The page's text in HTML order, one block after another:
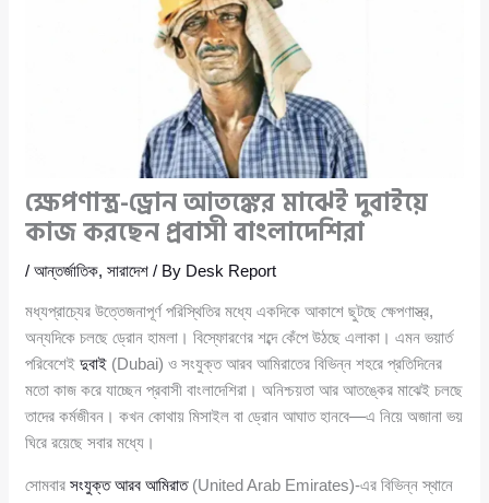
ক্ষেপণাস্ত্র-ড্রোন আতঙ্কের মাঝেই দুবাইয়ে
কাজ করছেন প্রবাসী বাংলাদেশিরা
/আন্তর্জাতিক,সারাদেশ / By Desk Report
মধ্যপ্রাচ্যের উত্তেজনাপূর্ণ পরিস্থিতির মধ্যে একদিকে আকাশে ছুটছে ক্ষেপণাস্ত্র,
অন্যদিকে চলছে ড্রোন হামলা। বিস্ফোরণের শব্দে কেঁপে উঠছে এলাকা। এমন ভয়ার্ত
পরিবেশেইদুবাই (Dubai) ও সংযুক্ত আরব আমিরাতের বিভিন্ন শহরে প্রতিদিনের
মতো কাজ করে যাচ্ছেন প্রবাসী বাংলাদেশিরা। অনিশ্চয়তা আর আতঙ্কের মাঝেই চলছে
তাদের কর্মজীবন। কখন কোথায় মিসাইল বা ড্রোন আঘাত হানবে—এ নিয়ে অজানা ভয়
ঘিরে রয়েছে সবার মধ্যে।
সোমবারসংযুক্ত আরব আমিরাত(United Arab Emirates)-এর বিভিন্ন স্থানে